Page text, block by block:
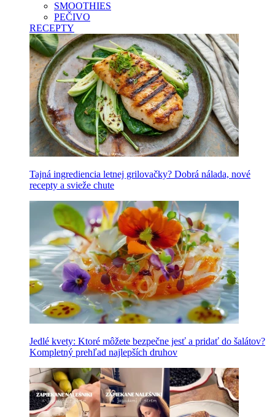
SMOOTHIES
PEČIVO
RECEPTY
Tajná ingrediencia letnej grilovačky? Dobrá nálada, nové
recepty a svieže chute
Jedlé kvety: Ktoré môžete bezpečne jesť a pridať do šalátov?
Kompletný prehľad najlepších druhov